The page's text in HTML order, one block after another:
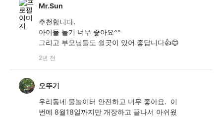
Mr.Sun
추천합니다.
아이들 놀기 너무 좋아요^^
그리고 부모님들도 쉴곳이 있어 좋답니다👍😊
2년 전
오뚜기
우리동네 물놀이터 안전하고 너무 좋아요. 이
번에 8월18일까지만 개장하고 끝나서 아쉬웠